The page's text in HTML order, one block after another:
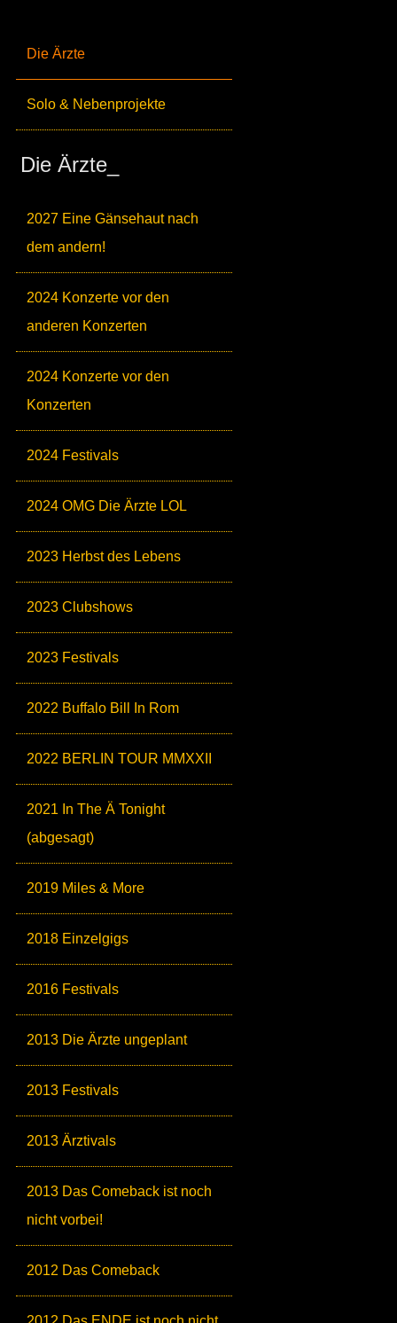
Die Ärzte
Solo & Nebenprojekte
Die Ärzte_
2027 Eine Gänsehaut nach
dem andern!
2024 Konzerte vor den
anderen Konzerten
2024 Konzerte vor den
Konzerten
2024 Festivals
2024 OMG Die Ärzte LOL
2023 Herbst des Lebens
2023 Clubshows
2023 Festivals
2022 Buffalo Bill In Rom
2022 BERLIN TOUR MMXXII
2021 In The Ä Tonight
(abgesagt)
2019 Miles & More
2018 Einzelgigs
2016 Festivals
2013 Die Ärzte ungeplant
2013 Festivals
2013 Ärztivals
2013 Das Comeback ist noch
nicht vorbei!
2012 Das Comeback